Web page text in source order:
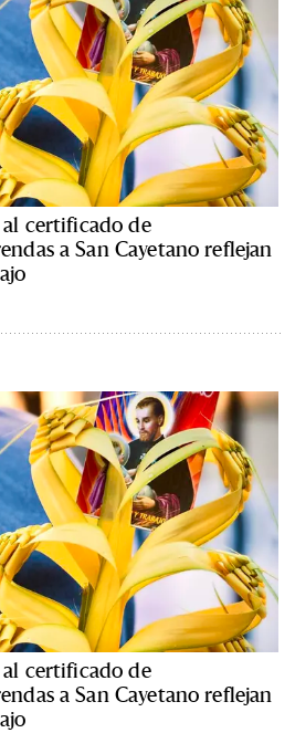
certificado de
a San Cayetano reflejan
certificado de
a San Cayetano reflejan